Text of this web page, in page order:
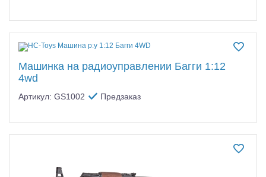
Машинка на радиоуправлении Багги 1:12
4wd
Артикул: GS1002 Предзаказ